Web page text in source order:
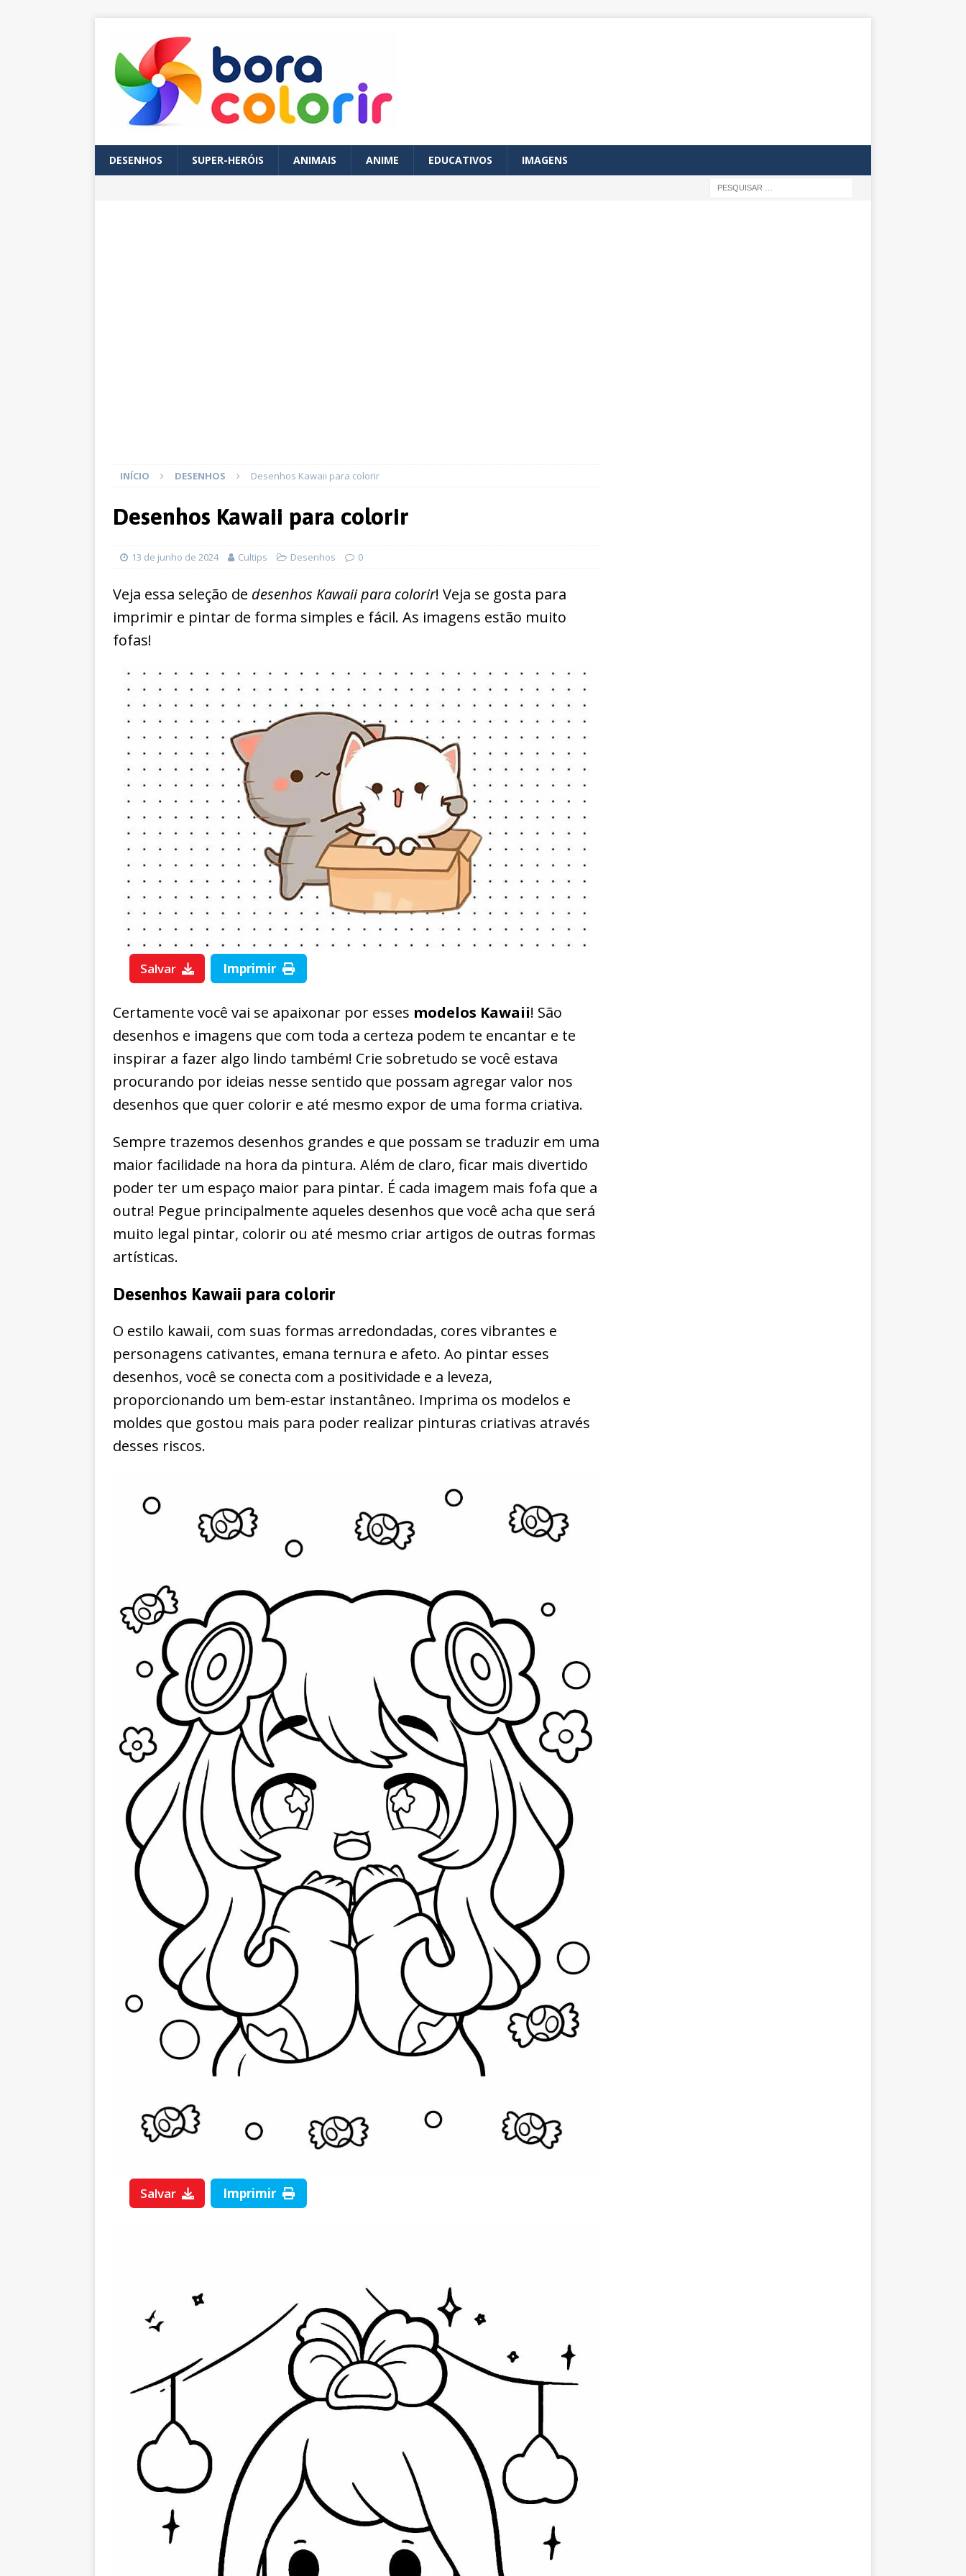
DESENHOS SUPER-HERÓIS ANIMAIS ANIME EDUCATIVOS IMAGENS
INÍCIO DESENHOS Desenhos Kawaii para colorir
Desenhos Kawaii para colorir
13 de junho de 2024 Cultips Desenhos 0
Veja essa seleção de desenhos Kawaii para colorir! Veja se gosta para
imprimir e pintar de forma simples e fácil. As imagens estão muito
fofas!
Salvar Imprimir
Certamente você vai se apaixonar por esses modelos Kawaii! São
desenhos e imagens que com toda a certeza podem te encantar e te
inspirar a fazer algo lindo também! Crie sobretudo se você estava
procurando por ideias nesse sentido que possam agregar valor nos
desenhos que quer colorir e até mesmo expor de uma forma criativa.
Sempre trazemos desenhos grandes e que possam se traduzir em uma
maior facilidade na hora da pintura. Além de claro, ficar mais divertido
poder ter um espaço maior para pintar. É cada imagem mais fofa que a
outra! Pegue principalmente aqueles desenhos que você acha que será
muito legal pintar, colorir ou até mesmo criar artigos de outras formas
artísticas.
Desenhos Kawaii para colorir
O estilo kawaii, com suas formas arredondadas, cores vibrantes e
personagens cativantes, emana ternura e afeto. Ao pintar esses
desenhos, você se conecta com a positividade e a leveza,
proporcionando um bem-estar instantâneo. Imprima os modelos e
moldes que gostou mais para poder realizar pinturas criativas através
desses riscos.
Salvar Imprimir